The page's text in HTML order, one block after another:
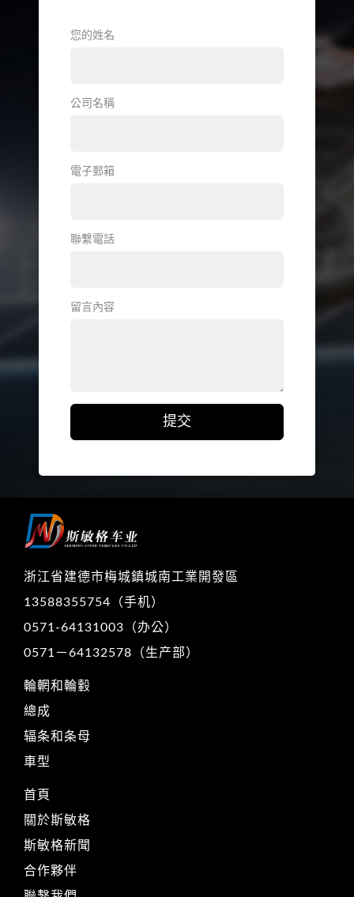
您的姓名
公司名稱
電子郵箱
聯繫電話
留言內容
提交
浙江省建德市梅城鎮城南工業開發區
13588355754（手机）
0571-64131003（办公）
0571－64132578（生产部）
輪輞和輪轂
總成
辐条和条母
車型
首頁
關於斯敏格
斯敏格新聞
合作夥伴